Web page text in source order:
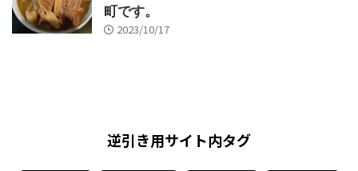
町です。
2023/10/17
逆引き用サイト内タグ